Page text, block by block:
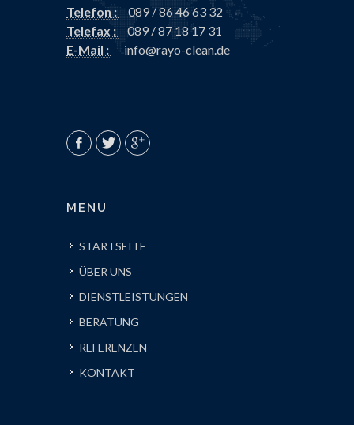
Telefon : 089 / 86 46 63 32
Telefax :
089 / 87 18 17 31
E-Mail :
info@rayo-clean.de
MENU
STARTSEITE
ÜBER UNS
DIENSTLEISTUNGEN
BERATUNG
REFERENZEN
KONTAKT